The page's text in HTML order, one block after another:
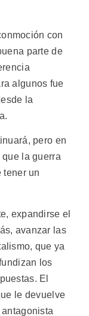
con
parte de
algunos fue
la
pero en
la guerra
tener un
expandirse el
avanzar las
que ya
los
El
le devuelve